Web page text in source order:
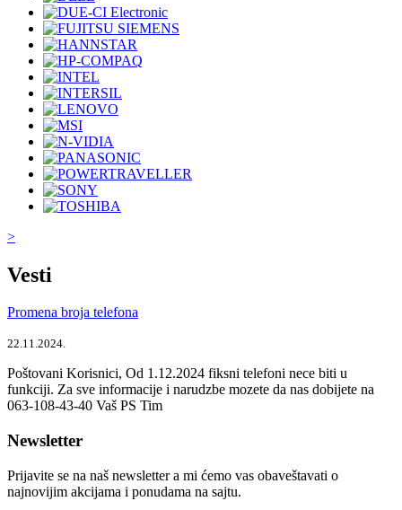
>
Vesti
Promena broja telefona
22.11.2024.
Poštovani Korisnici, Od 1.12.2024 fiksni telefoni nece biti u
funkciji. Za sve informacije i narudzbe mozete da nas dobijete na
063-108-43-40 Vaš PS Tim
Newsletter
Prijavite se na naš newsletter a mi ćemo vas obaveštavati o
najnovijim akcijama i ponudama na sajtu.